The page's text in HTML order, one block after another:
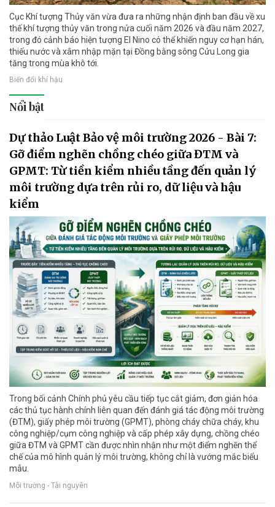
Cục Khí tượng Thủy văn vừa đưa ra những nhận định ban đầu về xu
thế khí tượng thủy văn trong nửa cuối năm 2026 và đầu năm 2027,
trong đó cảnh báo hiện tượng El Nino có thể khiến nguy cơ hạn hán,
thiếu nước và xâm nhập mặn tại Đồng bằng sông Cửu Long gia
tăng trong mùa khô tới.
Biến đổi khí hậu
Nổi bật
Dự thảo Luật Bảo vệ môi trường 2026 - Bài 7:
Gỡ điểm nghẽn chồng chéo giữa ĐTM và
GPMT: Từ tiền kiểm nhiều tầng đến quản lý
môi trường dựa trên rủi ro, dữ liệu và hậu
kiểm
Trong bối cảnh Chính phủ yêu cầu tiếp tục cắt giảm, đơn giản hóa
các thủ tục hành chính liên quan đến đánh giá tác động môi trường
(ĐTM), giấy phép môi trường (GPMT), phòng cháy chữa cháy, khu
công nghiệp/cụm công nghiệp và cấp phép xây dựng, chồng chéo
giữa ĐTM và GPMT cần được nhìn nhận như một điểm nghẽn thể
chế của mô hình quản lý môi trường, không chỉ là vướng mắc biểu
mẫu.
Môi trường - Tài nguyên